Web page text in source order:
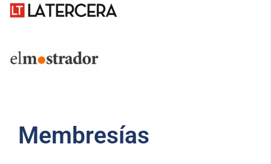
Membresías​